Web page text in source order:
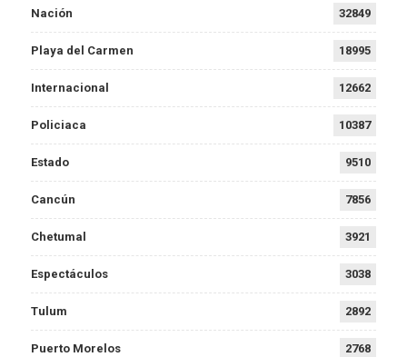
Nación 32849
Playa del Carmen 18995
Internacional 12662
Policiaca 10387
Estado 9510
Cancún 7856
Chetumal 3921
Espectáculos 3038
Tulum 2892
Puerto Morelos 2768